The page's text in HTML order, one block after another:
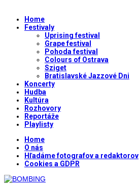
Home
Festivaly
Uprising festival
Grape festival
Pohoda festival
Colours of Ostrava
Sziget
Bratislavské Jazzové Dni
Koncerty
Hudba
Kultúra
Rozhovory
Reportáže
Playlisty
Home
O nás
Hľadáme fotografov a redaktorov
Cookies a GDPR